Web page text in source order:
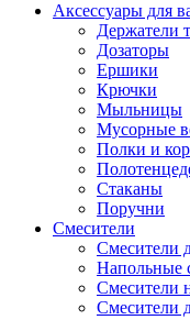
Аксессуары для
Держатели
Дозаторы
Ершики
Крючки
Мыльницы
Мусорные
Полки и
Стаканы
Поручни
Смесители
Смесители
Напольные
Смесители
Смесители